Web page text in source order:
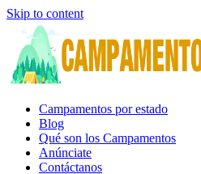
Skip to content
Campamentos por estado
Blog
Qué son los Campamentos
Anúnciate
Contáctanos